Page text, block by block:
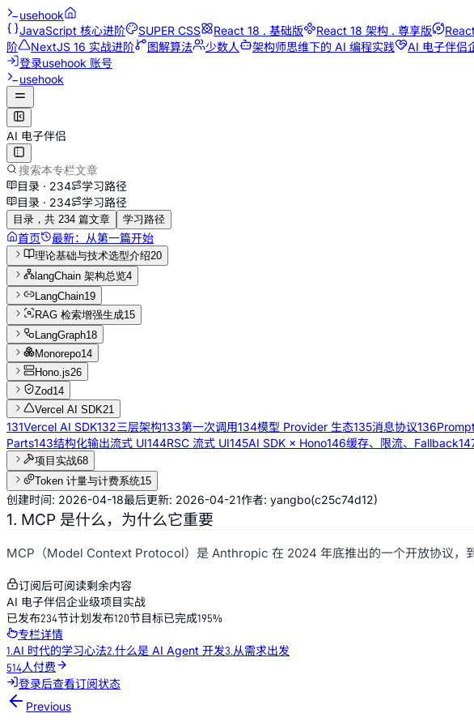
usehook
JavaScript 核心进阶
SUPER CSS React 18 . 基础版 React 18 架构 . 尊享版
阶
NextJS 16 实战进阶 图解算法 少数人 架构师思维下的 AI 编程实践 AI 电子伴侣
登录usehook 账号
usehook
AI 电子伴侣
目录 · 234
学习路径
目录 · 234 学习路径
目录，共 234 篇文章 学习路径
首页 最新： 从第一篇开始
理论基础与技术选型介绍20
langChain 架构总览4
LangChain19
RAG 检索增强生成15
LangGraph18
Monorepo14
Hono.js26
Zod14
Vercel AI SDK21
131Vercel AI SDK132三层架构133第一次调用134模型 Provider 生态135消息协议136
Parts143结构化输出流式 UI144RSC 流式 UI145AI SDK × Hono146缓存、限流、Fallback
项目实战68
Token 计量与计费系统15
创建时间: 2026-04-18最后更新: 2026-04-21作者: yangbo(c25c74d12)
1. MCP 是什么，为什么它重要
MCP（Model Context Protocol）是 Anthropic 在 2024 年底推出的一个开放协议，
订阅后可阅读剩余内容
AI 电子伴侣企业级项目实战
已发布234节计划发布120节目标已完成195%
专栏详情
1.AI 时代的学习心法2.什么是 AI Agent 开发3.从需求出发
0
1
2
3
4
5
6
8
0
1
2
3
4
0
1
2
3
4
5
6
7
人付费
登录后查看订阅状态
Previous